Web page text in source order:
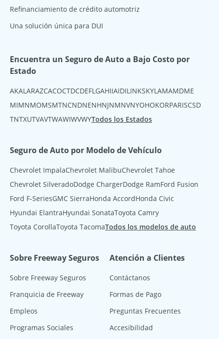
Refinanciamiento de crédito automotriz
Una solución única para DUI
Encuentra un Seguro de Auto a Bajo Costo por
Estado
AKALARAZCACOCTDCDEFLGAHIIAIDILINKSKYLAMAMDME
MIMNMOMSMTNCNDNENHNJNMNVNYOHOKORPARISCSD
TNTXUTVAVTWAWIWVWYTodos los Estados
Seguro de Auto por Modelo de Vehículo
Chevrolet ImpalaChevrolet MalibuChevrolet Tahoe
Chevrolet SilveradoDodge ChargerDodge RamFord Fusion
Ford F-SeriesGMC SierraHonda AccordHonda Civic
Hyundai ElantraHyundai SonataToyota Camry
Toyota CorollaToyota TacomaTodos los modelos de auto
Sobre Freeway Seguros
Sobre Freeway Seguros
Franquicia de Freeway
Empleos
Programas Sociales
Atención a Clientes
Contáctanos
Formas de Pago
Preguntas Frecuentes
Accesibilidad